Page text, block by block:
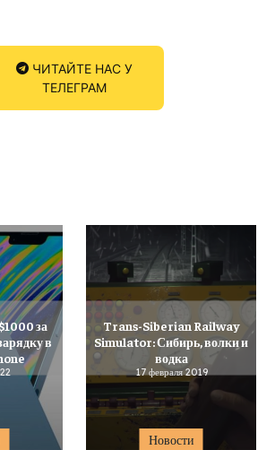
ЧИТАЙТЕ НАС У
ТЕЛЕГРАМ
за
в
Новости
Trans-Siberian Railway
Simulator: Сибирь, волки и
водка
17 февраля 2019